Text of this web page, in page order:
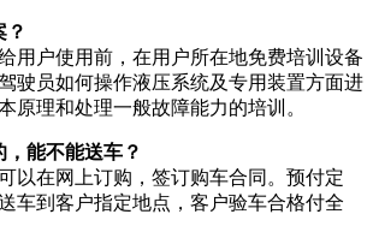
？
用户使用前，在用户所在地免费培训设备
驶员如何操作液压系统及专用装置方面进
原理和处理一般故障能力的培训。
，能不能送车？
以在网上订购，签订购车合同。预付定
车到客户指定地点，客户验车合格付全